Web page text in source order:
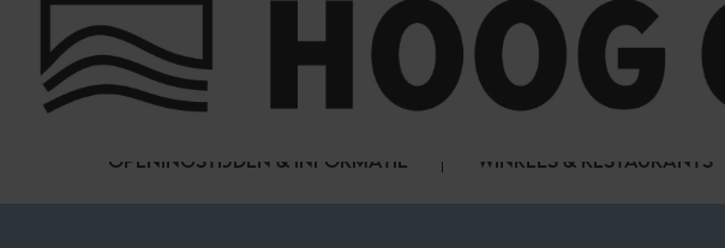
FAQ
HET WINKELCENTRUM
OPENINGSTIJDEN & INFORMATIE WINKELS & RESTAURANTS